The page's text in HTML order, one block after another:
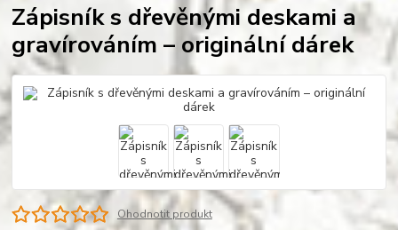
Zápisník s dřevěnými deskami a
gravírováním – originální dárek
Ohodnotit produkt